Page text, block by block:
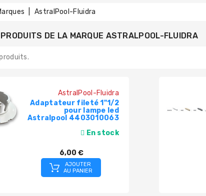
AstralPool-Fluidra
DE LA MARQUE ASTRALPOOL-FLUIDRA
AstralPool-Fluidra
Adaptateur fileté 1"1/2
pour lampe led
Astralpool 4403010063
En stock
6,00 €
AJOUTER
AU PANIER